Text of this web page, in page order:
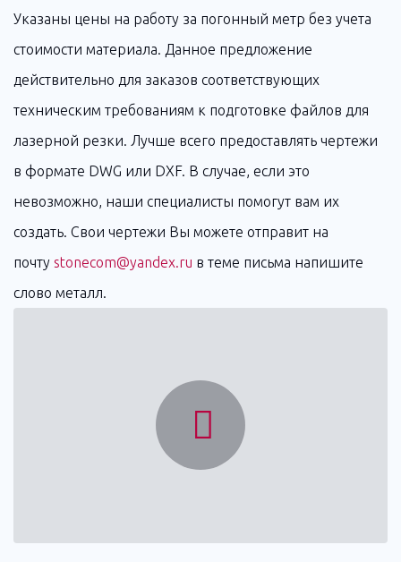
Указаны цены на работу за погонный метр без учета
стоимости материала. Данное предложение
действительно для заказов соответствующих
техническим требованиям к подготовке файлов для
лазерной резки. Лучше всего предоставлять чертежи
в формате DWG или DXF. В случае, если это
невозможно, наши специалисты помогут вам их
создать. Свои чертежи Вы можете отправит на
почту stonecom@yandex.ru в теме письма напишите
слово металл.